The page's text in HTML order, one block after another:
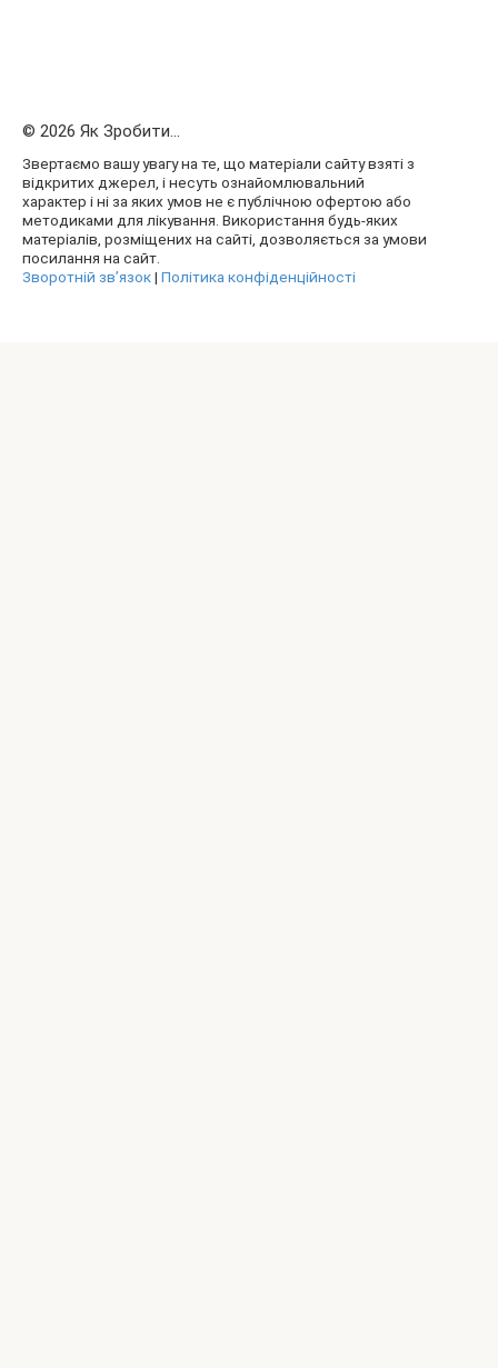
© 2026 Як Зробити...
Звертаємо вашу увагу на те, що матеріали сайту взяті з
відкритих джерел, і несуть ознайомлювальний
характер і ні за яких умов не є публічною офертою або
методиками для лікування. Використання будь-яких
матеріалів, розміщених на сайті, дозволяється за умови
посилання на сайт.
Зворотній зв’язок| Політика конфіденційності